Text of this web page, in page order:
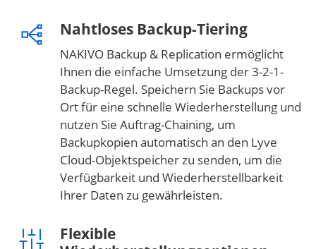
Nahtloses Backup-Tiering
NAKIVO Backup & Replication ermöglicht
Ihnen die einfache Umsetzung der 3-2-1-
Backup-Regel. Speichern Sie Backups vor
Ort für eine schnelle Wiederherstellung und
nutzen Sie Auftrag-Chaining, um
Backupkopien automatisch an den Lyve
Cloud-Objektspeicher zu senden, um die
Verfügbarkeit und Wiederherstellbarkeit
Ihrer Daten zu gewährleisten.
Flexible